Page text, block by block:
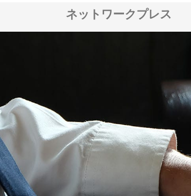
ネットワークプレス